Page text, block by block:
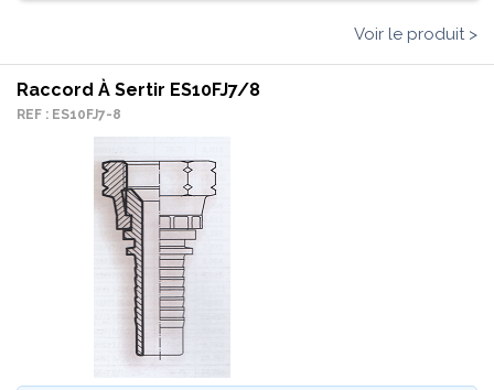
Voir le produit >
Raccord À Sertir ES10FJ7/8
REF : ES10FJ7-8